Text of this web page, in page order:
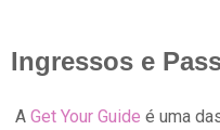
Ingressos e
A Get Your Guide é uma